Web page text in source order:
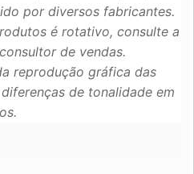
por diversos fabricantes.
é rotativo, consulte a
de vendas.
reprodução gráfica das
de tonalidade em